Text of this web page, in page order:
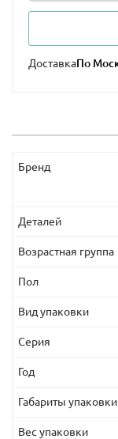
Доставка
Бренд
Деталей
Возрастная группа
Пол
Вид упаковки
Серия
Год
Габариты упаковки
Вес упаковки